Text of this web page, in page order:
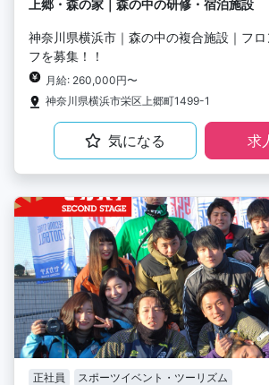
上郷・森の家｜森の中の研修・宿泊施設
神奈川県横浜市｜森の中の複合施設｜フ
フを募集！！
月給: 260,000円〜
神奈川県横浜市栄区上郷町1499-1
気になる 求
正社員 スポーツイベント・ツーリズム